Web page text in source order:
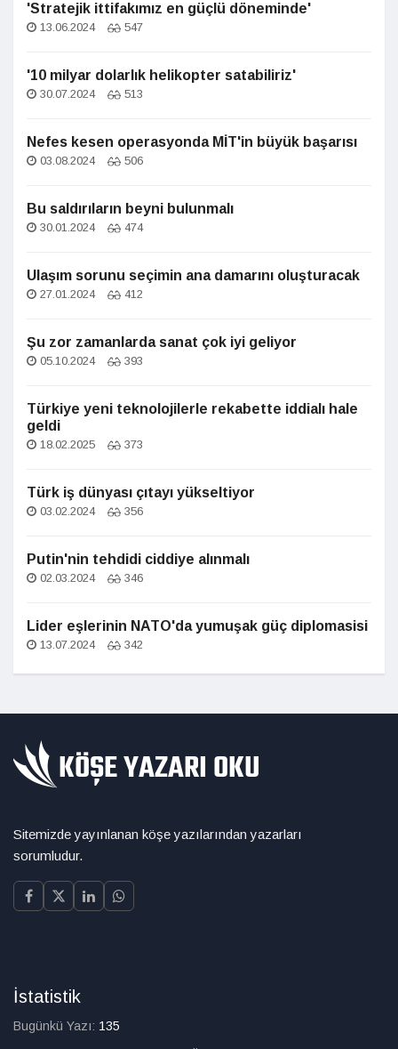
'Stratejik ittifakımız en güçlü döneminde'
13.06.2024 547
'10 milyar dolarlık helikopter satabiliriz'
30.07.2024 513
Nefes kesen operasyonda MİT'in büyük başarısı
03.08.2024 506
Bu saldırıların beyni bulunmalı
30.01.2024 474
Ulaşım sorunu seçimin ana damarını oluşturacak
27.01.2024 412
Şu zor zamanlarda sanat çok iyi geliyor
05.10.2024 393
Türkiye yeni teknolojilerle rekabette iddialı hale
geldi
18.02.2025 373
Türk iş dünyası çıtayı yükseltiyor
03.02.2024 356
Putin'nin tehdidi ciddiye alınmalı
02.03.2024 346
Lider eşlerinin NATO'da yumuşak güç diplomasisi
13.07.2024 342
Sitemizde yayınlanan köşe yazılarından yazarları
sorumludur.
İstatistik
Bugünkü Yazı: 135